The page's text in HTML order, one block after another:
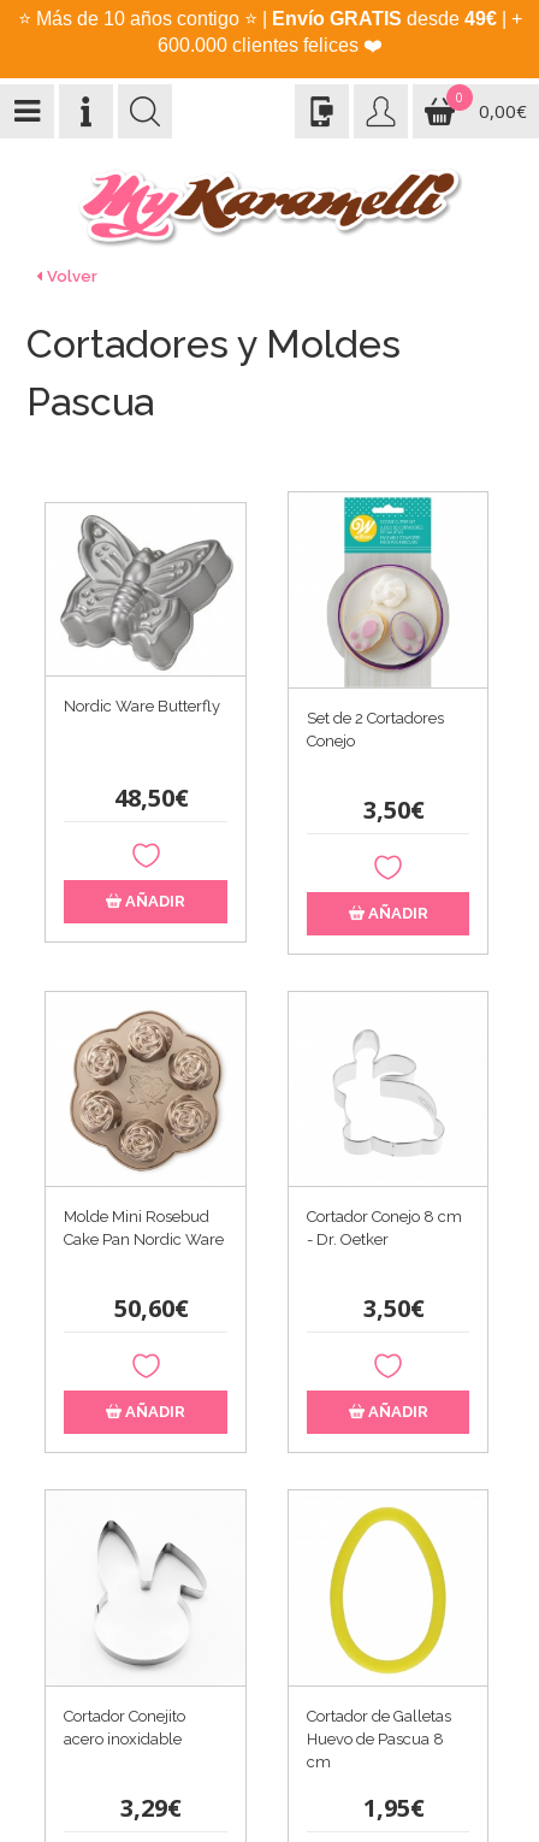
⭐ Más de 10 años contigo ⭐ Envío GRATIS desde 49€| +
600.000 clientes felices ❤️
0
0,00€
Volver
Cortadores y Moldes
Pascua
Nordic Ware Butterfly
48,50€
AÑADIR
Set de 2 Cortadores
Conejo
3,50€
AÑADIR
Molde Mini Rosebud
Cake Pan Nordic Ware
50,60€
AÑADIR
Cortador Conejo 8 cm
- Dr. Oetker
3,50€
AÑADIR
Cortador Conejito
acero inoxidable
3,29€
Cortador de Galletas
Huevo de Pascua 8
cm
1,95€